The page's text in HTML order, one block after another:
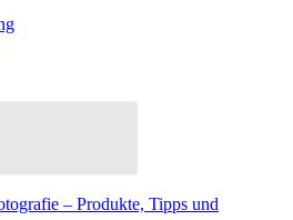
– Produkte, Tipps und